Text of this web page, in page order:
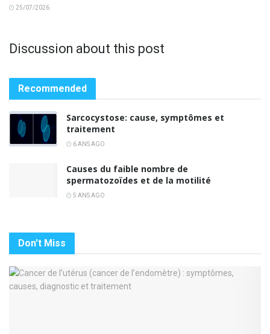
25/07/2026
Discussion about this post
Recommended
Sarcocystose: cause, symptômes et
traitement
6 ANS AGO
Causes du faible nombre de
spermatozoïdes et de la motilité
5 ANS AGO
Don't Miss